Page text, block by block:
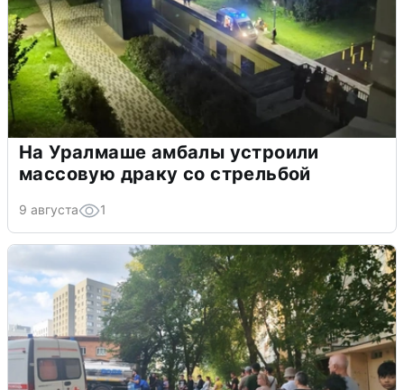
На Уралмаше амбалы устроили
массовую драку со стрельбой
9 августа 1